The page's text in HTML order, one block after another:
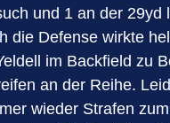
und 1 an der 29yd
die Defense wirkte
im Backfield zu
an der Reihe.
wieder Strafen